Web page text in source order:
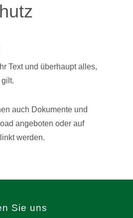
Text und überhaupt alles,
auch Dokumente und
angeboten oder auf
werden.
Sie uns